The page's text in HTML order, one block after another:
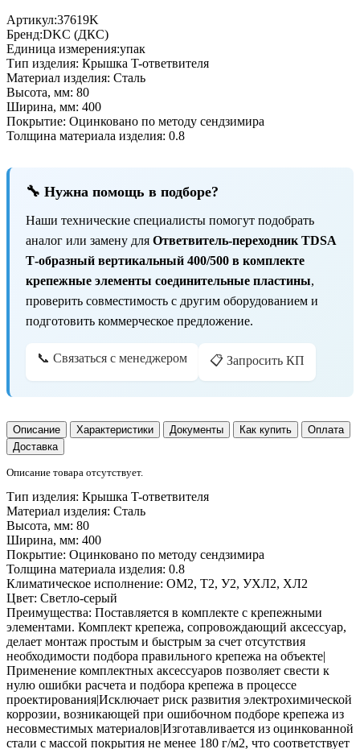
Артикул:37619K
Бренд:DKC (ДКС)
Единица измерения:упак
Тип изделия: Крышка T-ответвителя
Материал изделия: Сталь
Высота, мм: 80
Ширина, мм: 400
Покрытие: Оцинковано по методу сендзимира
Толщина материала изделия: 0.8
🔧 Нужна помощь в подборе?
Наши технические специалисты помогут подобрать
аналог или замену для Ответвитель-переходник TDSA
Т-образный вертикальный 400/500 в комплекте
крепежные элементы соединительные пластины,
проверить совместимость с другим оборудованием и
подготовить коммерческое предложение.
📞 Связаться с менеджером 📋 Запросить КП
Описание Характеристики Документы Как купить
Оплата
Доставка
Описание товара отсутствует.
Тип изделия: Крышка T-ответвителя
Материал изделия: Сталь
Высота, мм: 80
Ширина, мм: 400
Покрытие: Оцинковано по методу сендзимира
Толщина материала изделия: 0.8
Климатическое исполнение: ОМ2, Т2, У2, УХЛ2, ХЛ2
Цвет: Светло-серый
Преимущества: Поставляется в комплекте с крепежными
элементами. Комплект крепежа, сопровождающий аксессуар,
делает монтаж простым и быстрым за счет отсутствия
необходимости подбора правильного крепежа на объекте|
Применение комплектных аксессуаров позволяет свести к
нулю ошибки расчета и подбора крепежа в процессе
проектирования|Исключает риск развития электрохимической
коррозии, возникающей при ошибочном подборе крепежа из
несовместимых материалов|Изготавливается из оцинкованной
стали с массой покрытия не менее 180 г/м2, что соответствует